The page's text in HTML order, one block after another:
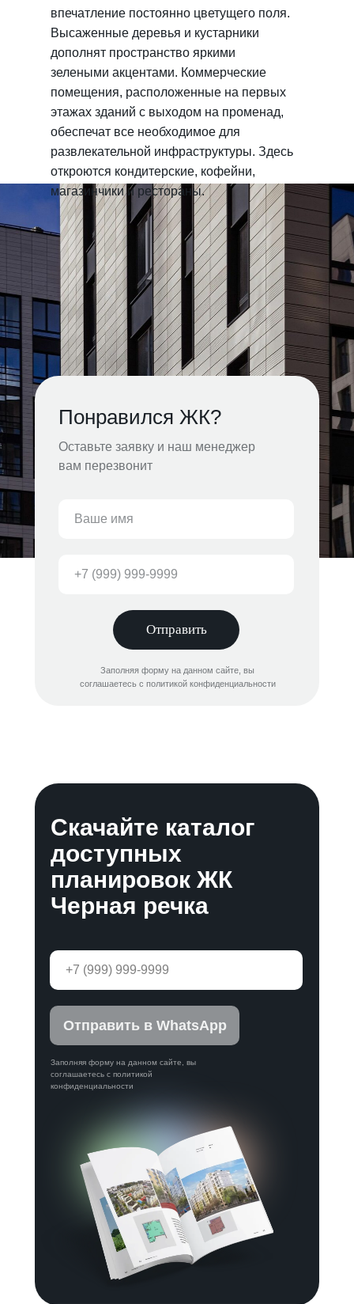
впечатление постоянно цветущего поля.
Высаженные деревья и кустарники
дополнят пространство яркими
зелеными акцентами. Коммерческие
помещения, расположенные на первых
этажах зданий с выходом на променад,
обеспечат все необходимое для
развлекательной инфраструктуры. Здесь
откроются кондитерские, кофейни,
магазинчики и рестораны.
Отправить
Оставьте заявку и наш менеджер
вам перезвонит
Понравился ЖК?
Заполняя форму на данном сайте, вы
соглашаетесь с политикой конфиденциальности
Скачайте каталог
доступных
планировок ЖК
Черная речка
Заполняя форму на данном сайте, вы
соглашаетесь с политикой
конфиденциальности
Отправить в WhatsApp